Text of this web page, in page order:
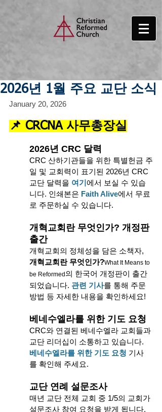
2026년 1월 주요 교단 소식
January 20, 2026
📌 CRCNA 사무총장실
2026년 CRC 달력
CRC 산하기관들을 위한 특별헌금 주
일 및 교회력이 표기된 2026년 CRC
교단 달력을 여기에서 보실 수 있습
니다. 인쇄본은 Faith Alive에서 무료
로 주문하실 수 있습니다.
개혁교회란 무엇인가? 개정판
출간
개혁교회의 정체성을 담은 소책자,
개혁교회란 무엇인가?What It Means to
be Reformed 의 한국어 개정판이 출간
되었습니다. 관련 기사를 통해 주문
방법 등 자세한 내용을 확인하세요!
베네수엘라를 위한 기도 요청
CRC와 연결된 베네수엘라 교회들과
교단 리더십이 소통하고 있습니다.
베네수엘라를 위한 기도 요청 기사
를 확인해 주세요.
교단 연례 설문조사
매년 교단 전체 교회 중 1/5의 교회가
설문조사 참여 요청을 받게 됩니다.